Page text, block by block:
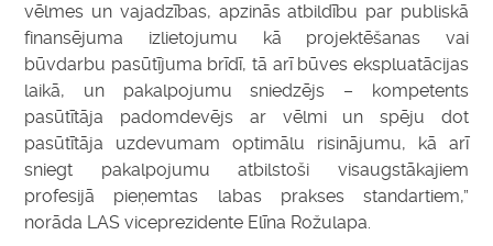
vēlmes un vajadzības, apzinās atbildību par publiskā
finansējuma izlietojumu kā projektēšanas vai
būvdarbu pasūtījuma brīdī, tā arī būves ekspluatācijas
laikā, un pakalpojumu sniedzējs – kompetents
pasūtītāja padomdevējs ar vēlmi un spēju dot
pasūtītāja uzdevumam optimālu risinājumu, kā arī
sniegt pakalpojumu atbilstoši visaugstākajiem
profesijā pieņemtas labas prakses standartiem,”
norāda LAS viceprezidente Elīna Rožulapa.